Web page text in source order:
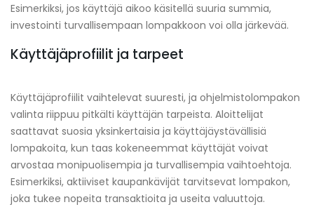
Esimerkiksi, jos käyttäjä aikoo käsitellä suuria summia,
investointi turvallisempaan lompakkoon voi olla järkevää.
Käyttäjäprofiilit ja tarpeet
Käyttäjäprofiilit vaihtelevat suuresti, ja ohjelmistolompakon
valinta riippuu pitkälti käyttäjän tarpeista. Aloittelijat
saattavat suosia yksinkertaisia ja käyttäjäystävällisiä
lompakoita, kun taas kokeneemmat käyttäjät voivat
arvostaa monipuolisempia ja turvallisempia vaihtoehtoja.
Esimerkiksi, aktiiviset kaupankävijät tarvitsevat lompakon,
joka tukee nopeita transaktioita ja useita valuuttoja.